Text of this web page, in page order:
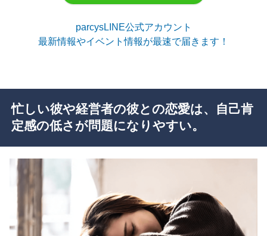
parcysLINE公式アカウント
最新情報やイベント情報が最速で届きます！
忙しい彼や経営者の彼との恋愛は、自己肯
定感の低さが問題になりやすい。